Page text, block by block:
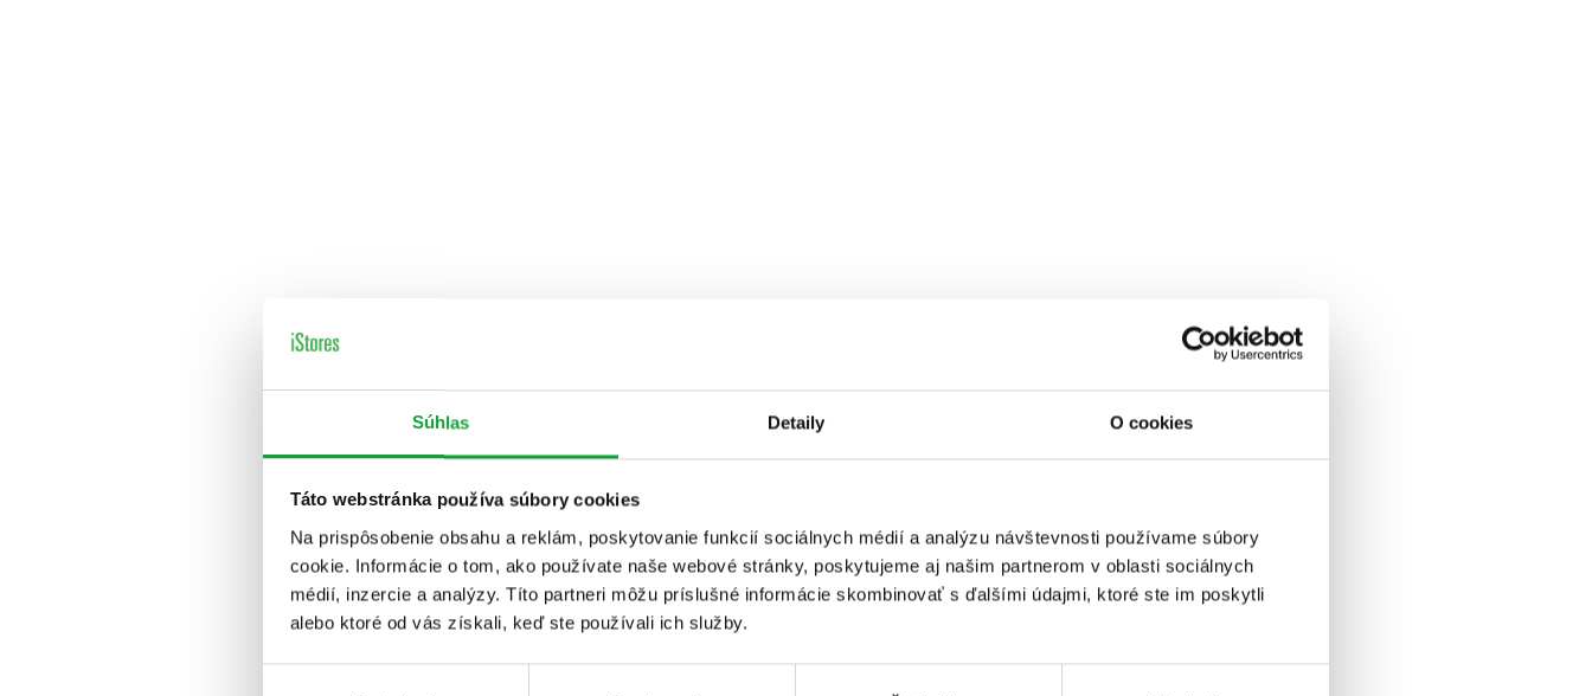
Súhlas Detaily O cookies
Táto webstránka používa súbory cookies
Na prispôsobenie obsahu a reklám, poskytovanie funkcií sociálnych médií a analýzu návštevnosti používame súbory
cookie. Informácie o tom, ako používate naše webové stránky, poskytujeme aj našim partnerom v oblasti sociálnych
médií, inzercie a analýzy. Títo partneri môžu príslušné informácie skombinovať s ďalšími údajmi, ktoré ste im poskytli
alebo ktoré od vás získali, keď ste používali ich služby.